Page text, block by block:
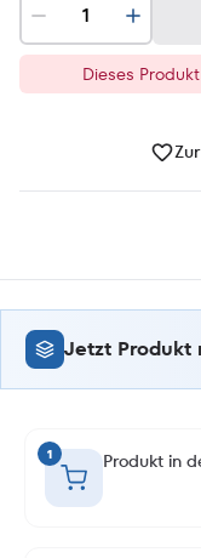
Dieses
Jetzt Produkt
1 Produkt in